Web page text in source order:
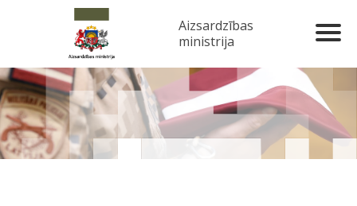
Aizsardzības
ministrija